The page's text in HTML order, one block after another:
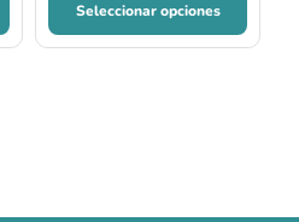
Seleccionar opciones